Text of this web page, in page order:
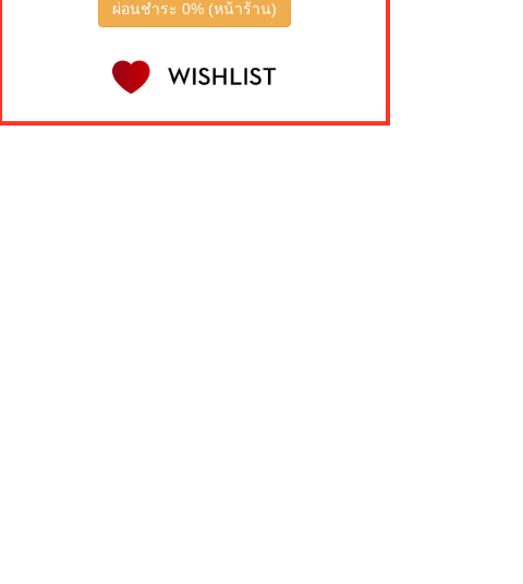
ผ่อนชำระ 0% (หน้าร้าน)